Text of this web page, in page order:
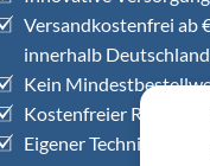
Versandkostenfrei ab
innerhalb
Kein
Kostenfreier
Eigener Technischer